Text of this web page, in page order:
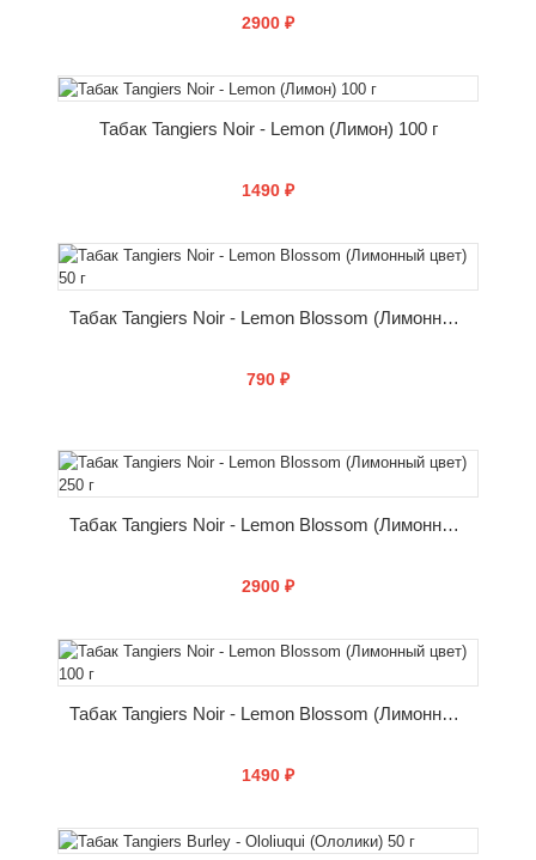
2900 ₽
КУПИТЬ
Табак Tangiers Noir - Lemon (Лимон) 100 г
1490 ₽
КУПИТЬ
Табак Tangiers Noir - Lemon Blossom (Лимонный цвет) 50 г
790 ₽
КУПИТЬ
Табак Tangiers Noir - Lemon Blossom (Лимонный цвет) 250 г
2900 ₽
КУПИТЬ
Табак Tangiers Noir - Lemon Blossom (Лимонный цвет) 100 г
1490 ₽
КУПИТЬ